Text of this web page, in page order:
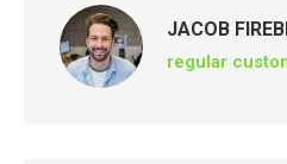
JACOB
regular